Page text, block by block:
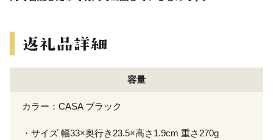
容量
カラー：CASA ブラック
・サイズ 幅33×奥行き23.5×高さ1.9cm 重さ270g